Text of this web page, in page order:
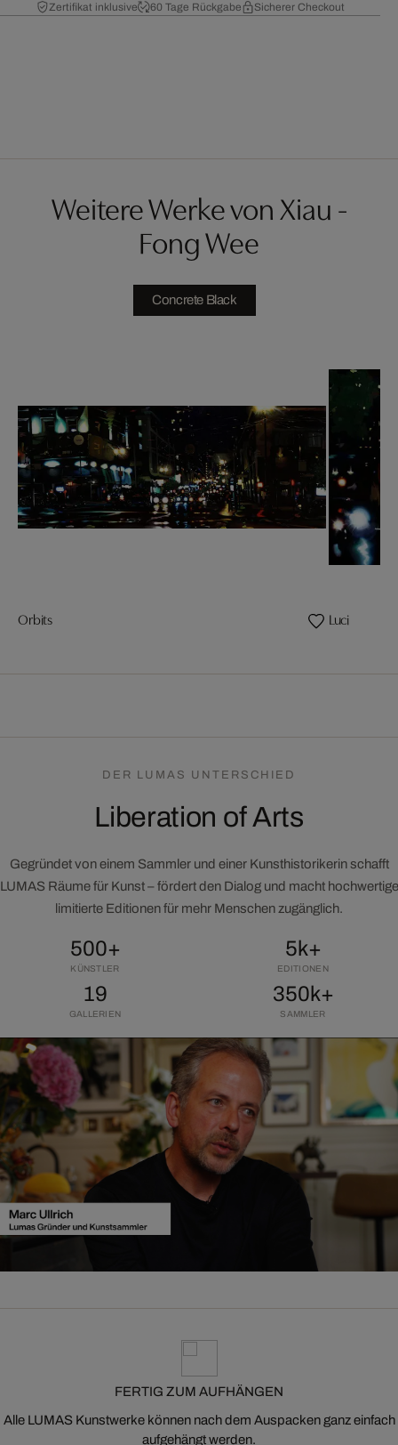
Zertifikat inklusive 60 Tage Rückgabe Sicherer Checkout
Weitere Werke von Xiau -
Fong Wee
Concrete Black
Orbits Luci
DER LUMAS UNTERSCHIED
Liberation of Arts
Gegründet von einem Sammler und einer Kunsthistorikerin schafft
LUMAS Räume für Kunst – fördert den Dialog und macht hochwertige
limitierte Editionen für mehr Menschen zugänglich.
500+
KÜNSTLER
5k+
EDITIONEN
19
GALLERIEN
350k+
SAMMLER
FERTIG ZUM AUFHÄNGEN
Alle LUMAS Kunstwerke können nach dem Auspacken ganz einfach
aufgehängt werden.